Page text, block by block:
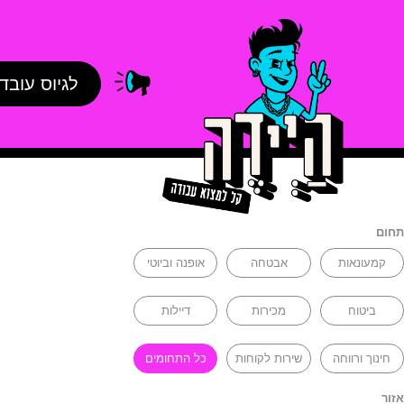
לגיוס
תחום
קמעונאות אבטחה אופנה וביוטי
ביטוח מכירות דיילות
חינוך ורווחה שירות לקוחות כל התחומים
אזור